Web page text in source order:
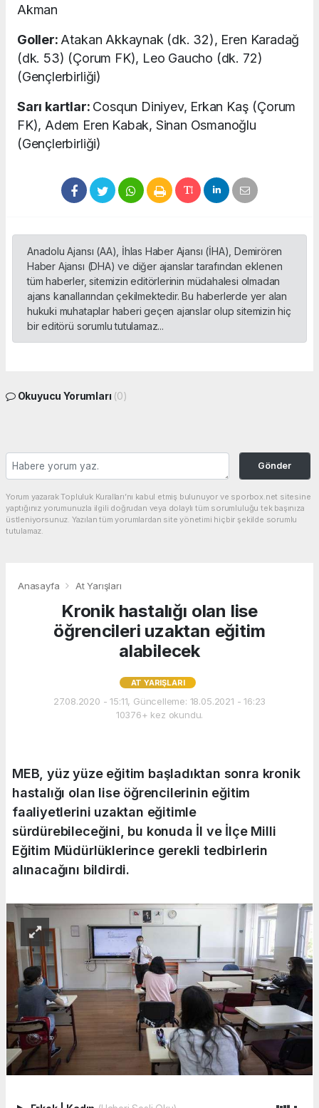
Akman
Goller: Atakan Akkaynak (dk. 32), Eren Karadağ
(dk. 53) (Çorum FK), Leo Gaucho (dk. 72)
(Gençlerbirliği)
Sarı kartlar: Cosqun Diniyev, Erkan Kaş (Çorum
FK), Adem Eren Kabak, Sinan Osmanoğlu
(Gençlerbirliği)
Anadolu Ajansı (AA), İhlas Haber Ajansı (İHA), Demirören
Haber Ajansı (DHA) ve diğer ajanslar tarafından eklenen
tüm haberler, sitemizin editörlerinin müdahalesi olmadan
ajans kanallarından çekilmektedir. Bu haberlerde yer alan
hukuki muhataplar haberi geçen ajanslar olup sitemizin hiç
bir editörü sorumlu tutulamaz...
Okuyucu Yorumları (0)
Gönder
Yorum yazarak Topluluk Kuralları’nı kabul etmiş bulunuyor ve sporbox.net sitesine
yaptığınız yorumunuzla ilgili doğrudan veya dolaylı tüm sorumluluğu tek başınıza
üstleniyorsunuz. Yazılan tüm yorumlardan site yönetimi hiçbir şekilde sorumlu
tutulamaz.
Anasayfa At Yarışları
Kronik hastalığı olan lise
öğrencileri uzaktan eğitim
alabilecek
AT YARIŞLARI
27.08.2020 - 15:11, Güncelleme: 18.05.2021 - 16:23
10376+ kez okundu.
MEB, yüz yüze eğitim başladıktan sonra kronik
hastalığı olan lise öğrencilerinin eğitim
faaliyetlerini uzaktan eğitimle
sürdürebileceğini, bu konuda İl ve İlçe Milli
Eğitim Müdürlüklerince gerekli tedbirlerin
alınacağını bildirdi.